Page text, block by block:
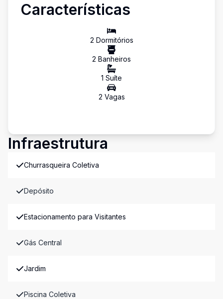
Características
2 Dormitórios
2 Banheiros
1 Suíte
2 Vagas
Infraestrutura
Churrasqueira Coletiva
Depósito
Estacionamento para Visitantes
Gás Central
Jardim
Piscina Coletiva